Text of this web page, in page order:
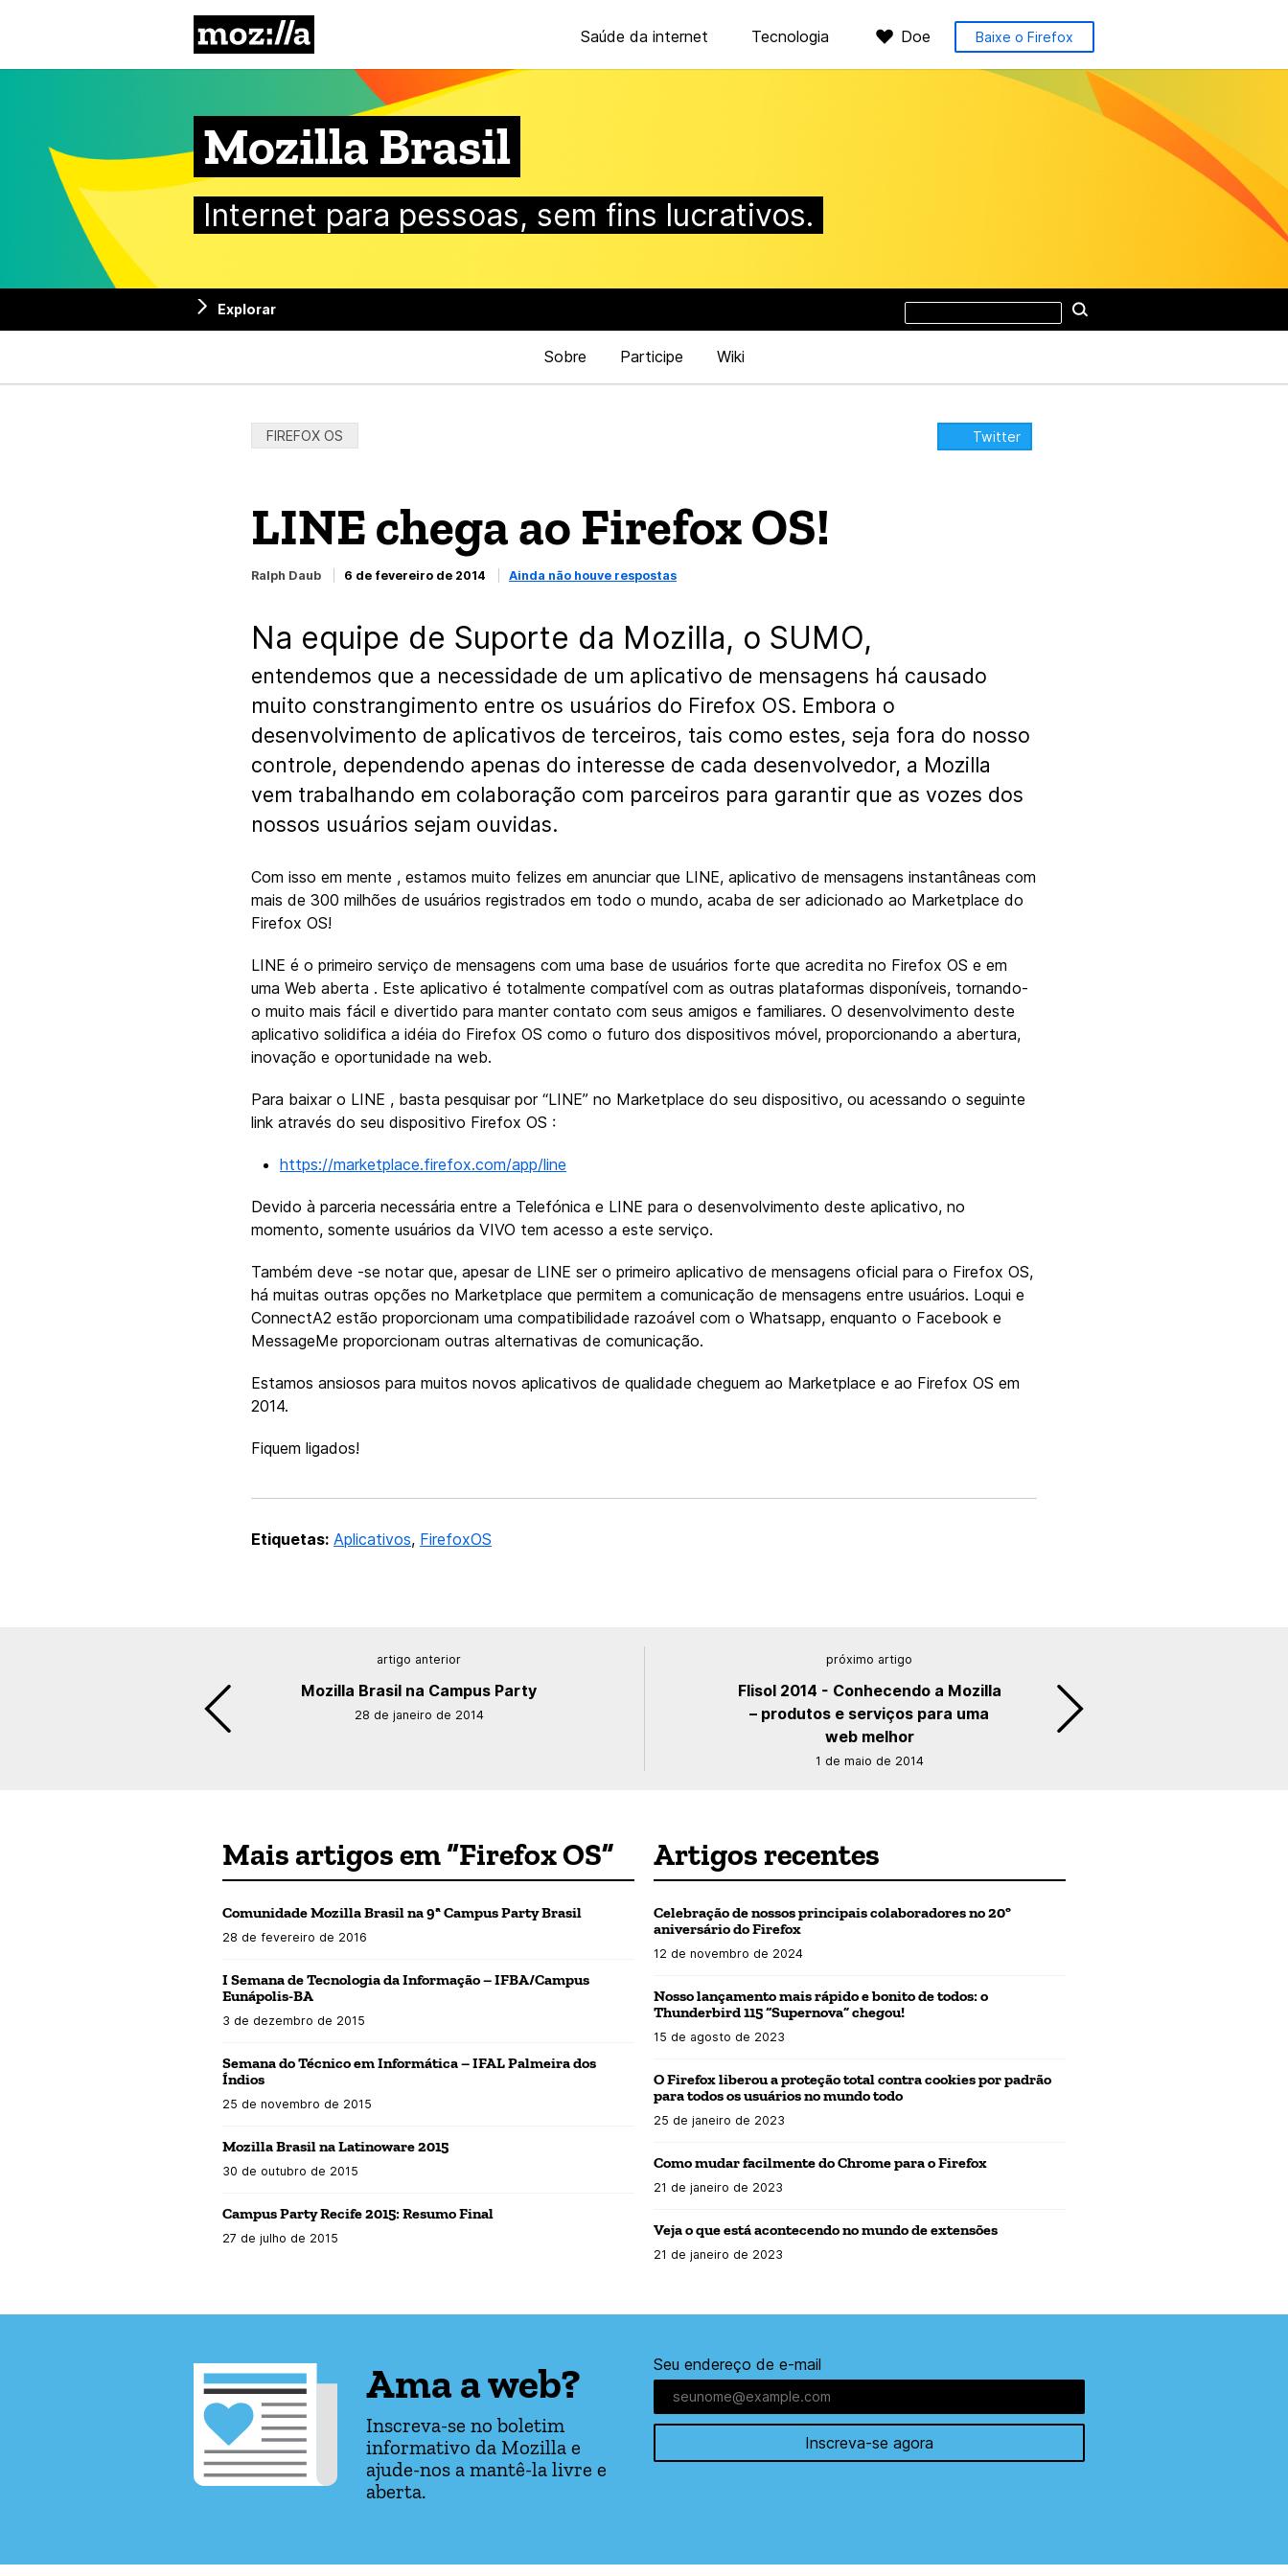
Saúde da internet Tecnologia Doe Baixe o Firefox
Mozilla Brasil
Internet para pessoas, sem fins lucrativos.
Explorar
Pesquisar
site
Sobre Participe Wiki
Categorias:
FIREFOX OS Twitter
LINE chega ao Firefox OS!
Ralph Daub 6 de fevereiro de 2014 Ainda não houve respostas
Na equipe de Suporte da Mozilla, o SUMO,
entendemos que a necessidade de um aplicativo de mensagens há causado
muito constrangimento entre os usuários do Firefox OS. Embora o
desenvolvimento de aplicativos de terceiros, tais como estes, seja fora do nosso
controle, dependendo apenas do interesse de cada desenvolvedor, a Mozilla
vem trabalhando em colaboração com parceiros para garantir que as vozes dos
nossos usuários sejam ouvidas.
Com isso em mente , estamos muito felizes em anunciar que LINE, aplicativo de mensagens instantâneas com
mais de 300 milhões de usuários registrados em todo o mundo, acaba de ser adicionado ao Marketplace do
Firefox OS!
LINE é o primeiro serviço de mensagens com uma base de usuários forte que acredita no Firefox OS e em
uma Web aberta . Este aplicativo é totalmente compatível com as outras plataformas disponíveis, tornando-
o muito mais fácil e divertido para manter contato com seus amigos e familiares. O desenvolvimento deste
aplicativo solidifica a idéia do Firefox OS como o futuro dos dispositivos móvel, proporcionando a abertura,
inovação e oportunidade na web.
Para baixar o LINE , basta pesquisar por “LINE” no Marketplace do seu dispositivo, ou acessando o seguinte
link através do seu dispositivo Firefox OS :
https://marketplace.firefox.com/app/line
Devido à parceria necessária entre a Telefónica e LINE para o desenvolvimento deste aplicativo, no
momento, somente usuários da VIVO tem acesso a este serviço.
Também deve -se notar que, apesar de LINE ser o primeiro aplicativo de mensagens oficial para o Firefox OS,
há muitas outras opções no Marketplace que permitem a comunicação de mensagens entre usuários. Loqui e
ConnectA2 estão proporcionam uma compatibilidade razoável com o Whatsapp, enquanto o Facebook e
MessageMe proporcionam outras alternativas de comunicação.
Estamos ansiosos para muitos novos aplicativos de qualidade cheguem ao Marketplace e ao Firefox OS em
2014.
Fiquem ligados!
Etiquetas: Aplicativos, FirefoxOS
artigo anterior
Mozilla Brasil na Campus Party
28 de janeiro de 2014
próximo artigo
Flisol 2014 - Conhecendo a Mozilla
– produtos e serviços para uma
web melhor
1 de maio de 2014
Mais artigos em “Firefox OS”
Comunidade Mozilla Brasil na 9ª Campus Party Brasil
28 de fevereiro de 2016
I Semana de Tecnologia da Informação – IFBA/Campus
Eunápolis-BA
3 de dezembro de 2015
Semana do Técnico em Informática – IFAL Palmeira dos
Índios
25 de novembro de 2015
Mozilla Brasil na Latinoware 2015
30 de outubro de 2015
Campus Party Recife 2015: Resumo Final
27 de julho de 2015
Artigos recentes
Celebração de nossos principais colaboradores no 20º
aniversário do Firefox
12 de novembro de 2024
Nosso lançamento mais rápido e bonito de todos: o
Thunderbird 115 “Supernova” chegou!
15 de agosto de 2023
O Firefox liberou a proteção total contra cookies por padrão
para todos os usuários no mundo todo
25 de janeiro de 2023
Como mudar facilmente do Chrome para o Firefox
21 de janeiro de 2023
Veja o que está acontecendo no mundo de extensões
21 de janeiro de 2023
Ama a web?
Inscreva-se no boletim
informativo da Mozilla e
ajude-nos a mantê-la livre e
aberta.
Seu endereço de e-mail
Inscreva-se agora